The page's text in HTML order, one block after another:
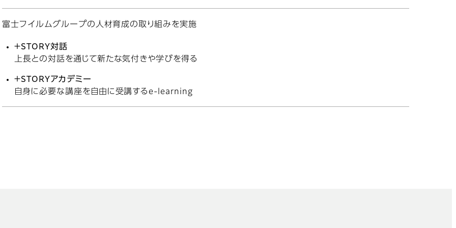
富士フイルムグループの人材育成の取り組みを実施
＋STORY対話
上長との対話を通じて新たな気付きや学びを得る
＋STORYアカデミー
自身に必要な講座を自由に受講するe-learning